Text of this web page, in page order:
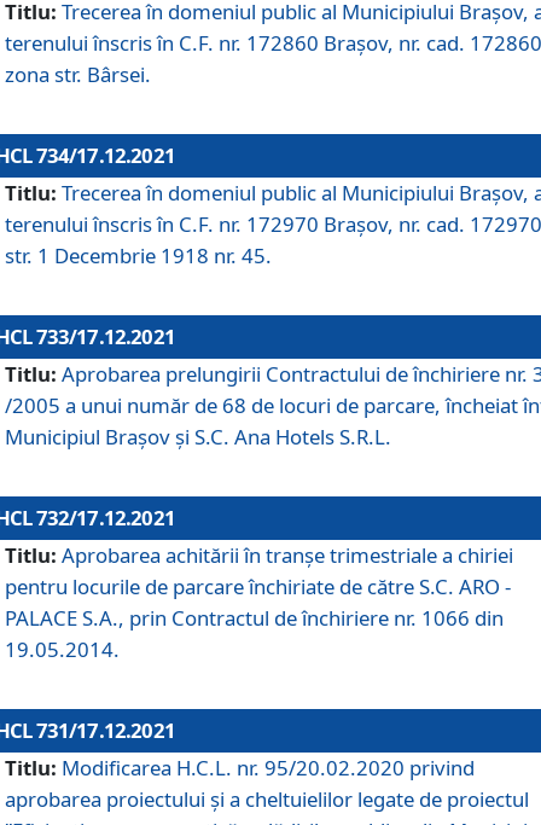
Titlu: Trecerea în domeniul public al Municipiului Braşov,
terenului înscris în C.F. nr. 172860 Brașov, nr. cad.
zona str. Bârsei.
734/17.12.2021
Titlu: Trecerea în domeniul public al Municipiului Braşov,
terenului înscris în C.F. nr. 172970 Brașov, nr. cad.
str. 1 Decembrie 1918 nr. 45.
733/17.12.2021
Titlu: Aprobarea prelungirii Contractului de închiriere nr.
/2005 a unui număr de 68 de locuri de parcare, încheiat
Municipiul Braşov şi S.C. Ana Hotels S.R.L.
732/17.12.2021
Titlu: Aprobarea achitării în tranșe trimestriale a chiriei
pentru locurile de parcare închiriate de către S.C. ARO -
PALACE S.A., prin Contractul de închiriere nr. 1066 din
19.05.2014.
731/17.12.2021
Titlu: Modificarea H.C.L. nr. 95/20.02.2020 privind
aprobarea proiectului și a cheltuielilor legate de proiectul